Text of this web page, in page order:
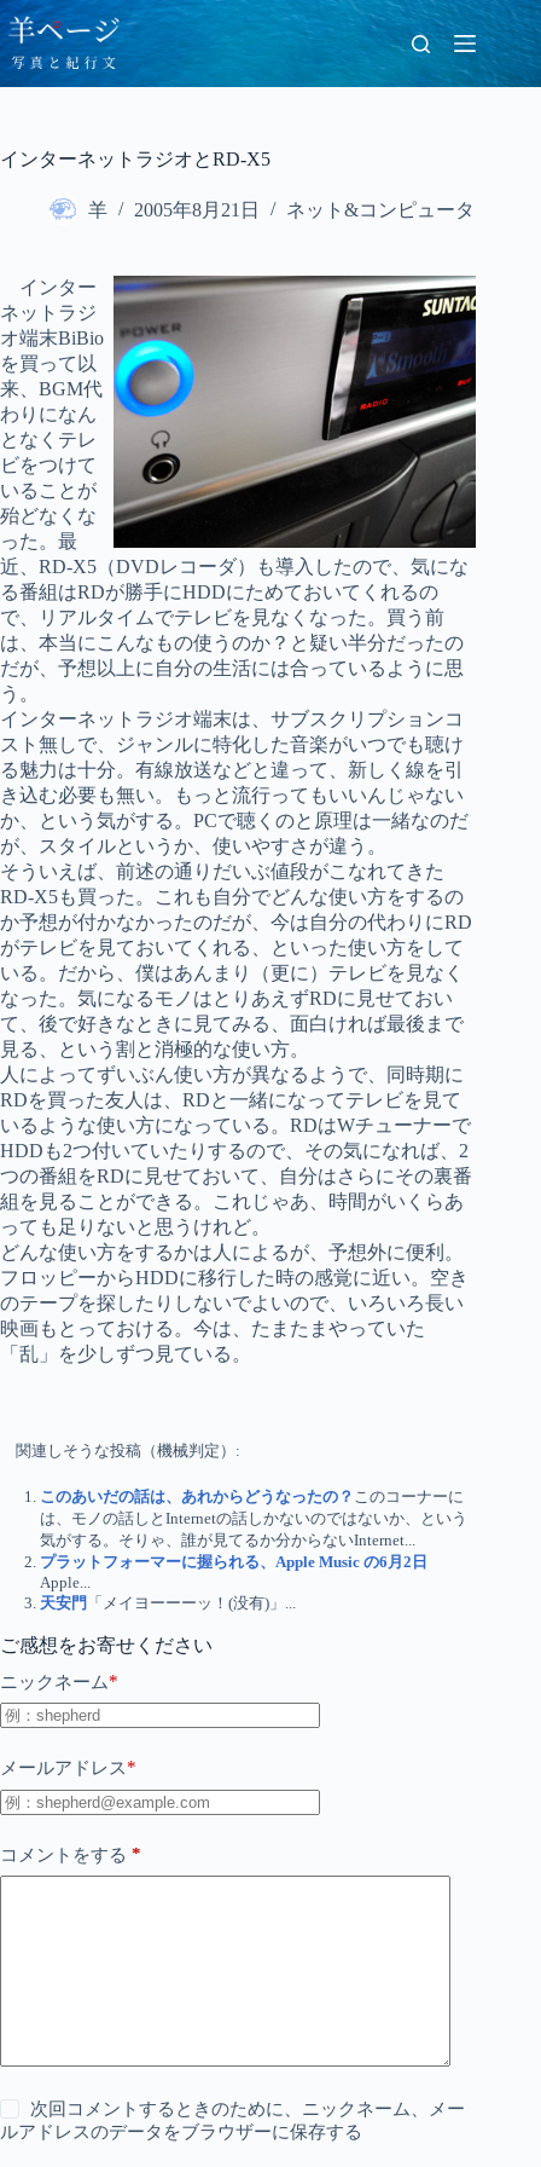
コ
ン
テ
ン
ス
インターネットラジオとRD-X5
羊 2005年8月21日 ネット&コンピュータ
インター
ネットラジ
オ端末BiBio
を買って以
来、BGM代
わりになん
となくテレ
ビをつけて
いることが
殆どなくな
った。最
近、RD-X5（DVDレコーダ）も導入したので、気にな
る番組はRDが勝手にHDDにためておいてくれるの
で、リアルタイムでテレビを見なくなった。買う前
は、本当にこんなもの使うのか？と疑い半分だったの
だが、予想以上に自分の生活には合っているように思
う。
インターネットラジオ端末は、サブスクリプションコ
スト無しで、ジャンルに特化した音楽がいつでも聴け
る魅力は十分。有線放送などと違って、新しく線を引
き込む必要も無い。もっと流行ってもいいんじゃない
か、という気がする。PCで聴くのと原理は一緒なのだ
が、スタイルというか、使いやすさが違う。
そういえば、前述の通りだいぶ値段がこなれてきた
RD-X5も買った。これも自分でどんな使い方をするの
か予想が付かなかったのだが、今は自分の代わりにRD
がテレビを見ておいてくれる、といった使い方をして
いる。だから、僕はあんまり（更に）テレビを見なく
なった。気になるモノはとりあえずRDに見せておい
て、後で好きなときに見てみる、面白ければ最後まで
見る、という割と消極的な使い方。
人によってずいぶん使い方が異なるようで、同時期に
RDを買った友人は、RDと一緒になってテレビを見て
いるような使い方になっている。RDはWチューナーで
HDDも2つ付いていたりするので、その気になれば、2
つの番組をRDに見せておいて、自分はさらにその裏番
組を見ることができる。これじゃあ、時間がいくらあ
っても足りないと思うけれど。
どんな使い方をするかは人によるが、予想外に便利。
フロッピーからHDDに移行した時の感覚に近い。空き
のテープを探したりしないでよいので、いろいろ長い
映画もとっておける。今は、たまたまやっていた
「乱」を少しずつ見ている。
関連しそうな投稿（機械判定）:
このあいだの話は、あれからどうなったの？ このコーナーに
は、モノの話しとInternetの話しかないのではないか、という
気がする。そりゃ、誰が見てるか分からないInternet...
プラットフォーマーに握られる、Apple Music の6月2日
Apple...
天安門 「メイヨーーーッ！(没有)」...
ご感想をお寄せください
ニックネーム*
メールアドレス*
コメントをする *
次回コメントするときのために、ニックネーム、メー
ルアドレスのデータをブラウザーに保存する